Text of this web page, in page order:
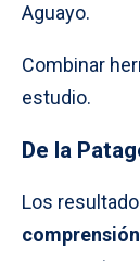
Aguayo.
Combinar
estudio.
De la
Los